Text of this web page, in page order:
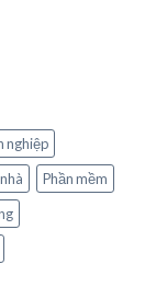
nghiệp
Phần mềm